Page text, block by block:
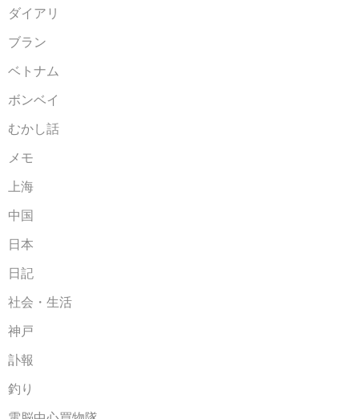
ダイアリ
ブラン
ベトナム
ボンベイ
むかし話
メモ
上海
中国
日本
日記
社会・生活
神戸
訃報
釣り